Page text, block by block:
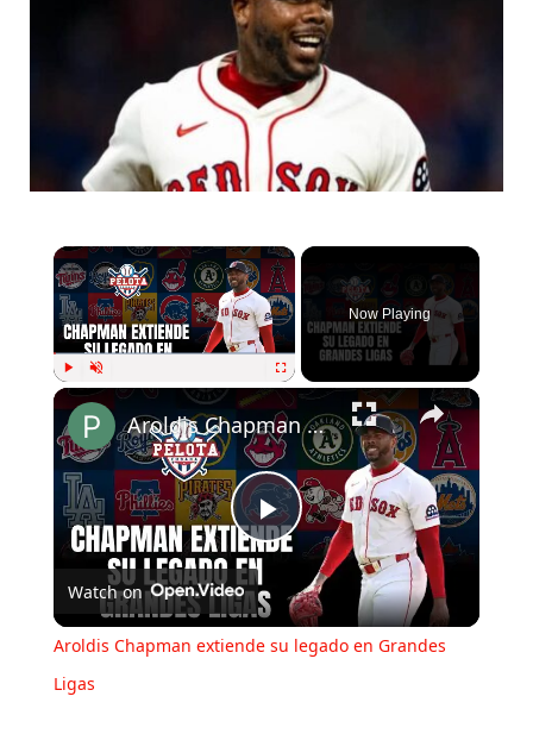
Play Fullscreen
Now Playing
Play
Video
Aroldis Chapman extiende su legado en Grandes Ligas
Watch on
Aroldis Chapman extiende su legado en Grandes
Ligas